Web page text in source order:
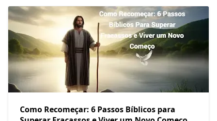
Como Recomeçar: 6 Passos Bíblicos para